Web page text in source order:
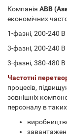
Компанія ABB
економічних
1-фазні, 200-240
3-фазні, 200-240
3-фазні, 380-480
Частотні
процесів,
зовнішніх
персоналу в